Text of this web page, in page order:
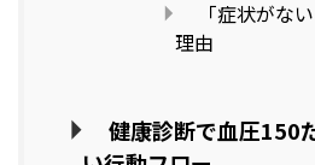
「症状がな
理由
健康診断で血圧150